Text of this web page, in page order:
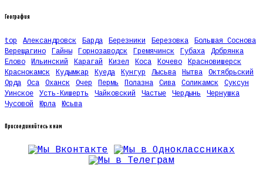
География
top Александровск Барда Березники Березовка
Большая Соснова
Верещагино
Гайны Горнозаводск Гремячинск Губаха
Добрянка
Елово
Ильинский Карагай Кизел Коса Кочево
Красновишерск
Краснокамск
Кудымкар Куеда Кунгур Лысьва Нытва
Октябрьский
Орда
Оса Оханск Очер Пермь Полазна Сива Соликамск
Суксун
Уинское
Усть-Кишерть Чайковский Частые Чердынь
Чернушка
Чусовой
Юрла Юсьва
Присоединяйтесь к нам